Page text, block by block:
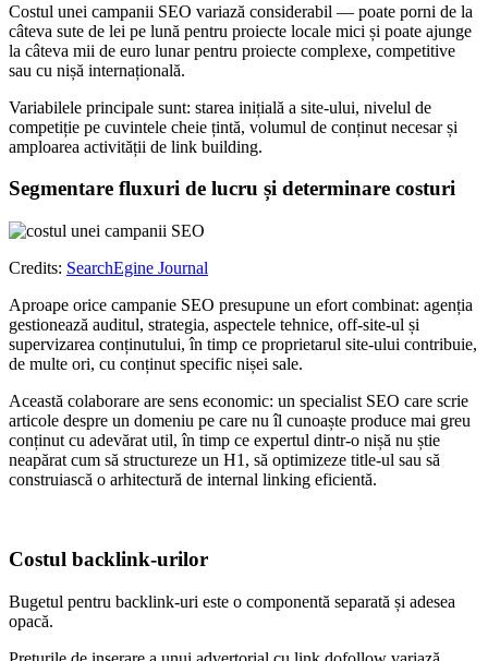
Costul unei campanii SEO variază considerabil — poate porni de la
câteva sute de lei pe lună pentru proiecte locale mici și poate ajunge
la câteva mii de euro lunar pentru proiecte complexe, competitive
sau cu nișă internațională.
Variabilele principale sunt: starea inițială a site-ului, nivelul de
competiție pe cuvintele cheie țintă, volumul de conținut necesar și
amploarea activității de link building.
Segmentare fluxuri de lucru și determinare costuri
Credits: SearchEgine Journal
Aproape orice campanie SEO presupune un efort combinat: agenția
gestionează auditul, strategia, aspectele tehnice, off-site-ul și
supervizarea conținutului, în timp ce proprietarul site-ului contribuie,
de multe ori, cu conținut specific nișei sale.
Această colaborare are sens economic: un specialist SEO care scrie
articole despre un domeniu pe care nu îl cunoaște produce mai greu
conținut cu adevărat util, în timp ce expertul dintr-o nișă nu știe
neapărat cum să structureze un H1, să optimizeze title-ul sau să
construiască o arhitectură de internal linking eficientă.
Costul backlink-urilor
Bugetul pentru backlink-uri este o componentă separată și adesea
opacă.